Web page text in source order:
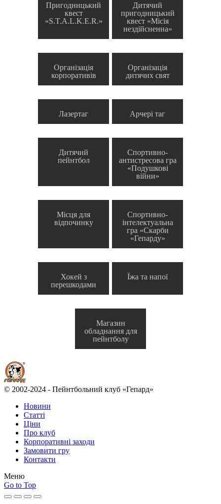
Пригодницький
квест
«S.T.A.L.K.E.R.»
Дитячий
пригодницький
квест «Місія
нездійсненна»
Організація
корпоративів
Організація
дитячих свят
Лазертаг Арчері таг
Дитячий
пейнтбол
Спортивно-
антистресова гра
«Подушкові
війни»
Місця для
відпочинку
Спортивно-
інтелектуальна
гра «Скарби
«Гепарду»
Хокей з
перешкодами
Їжа та напої
Магазин
обладнання для
пейнтболу
© 2002-2024 - Пейнтбольний клуб «Гепард»
Новини
Статті
Ціни
Про клуб
Корпоративні заходи
Замовити гру
Контакти
Меню
Go to Top